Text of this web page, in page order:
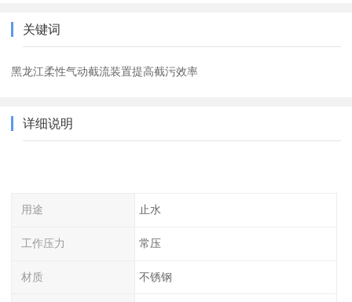
关键词
黑龙江柔性气动截流装置提高截污效率
详细说明
用途 止水
工作压力 常压
材质 不锈钢